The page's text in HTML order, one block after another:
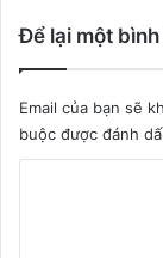
Để lại một bình
Email của bạn sẽ
buộc được đánh